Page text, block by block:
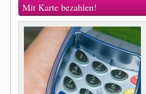
Mit Karte bezahlen!